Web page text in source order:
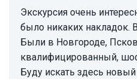
Экскурсия очень интересная, насыщенная. Не
было никаких накладок.
Были в Новгороде,
квалифицированный,
Буду искать здесь новый